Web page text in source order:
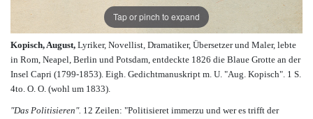
Tap or pinch to expand
Kopisch, August, Lyriker, Novellist, Dramatiker, Übersetzer und Maler, lebte
in Rom, Neapel, Berlin und Potsdam, entdeckte 1826 die Blaue Grotte an der
Insel Capri (1799-1853). Eigh. Gedichtmanuskript m. U. "Aug. Kopisch". 1 S.
4to. O. O. (wohl um 1833).
"Das Politisieren". 12 Zeilen: "Politisieret immerzu und wer es trifft der